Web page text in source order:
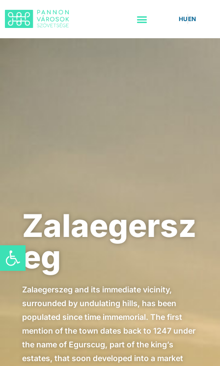
Open toolbar
HUEN
Zalaegersz
eg
Zalaegerszeg and its immediate vicinity,
surrounded by undulating hills, has been
populated since time immemorial. The first
mention of the town dates back to 1247 under
the name of Egurscug, part of the king’s
estates, that soon developed into a market